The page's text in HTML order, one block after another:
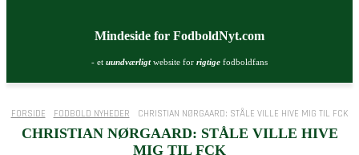
Mindeside for FodboldNyt.com
- et uundværligtwebsite for rigtige fodboldfans
FORSIDE FODBOLD NYHEDER CHRISTIAN NØRGAARD: STÅLE VILLE HIVE MIG TIL FCK
CHRISTIAN NØRGAARD: STÅLE VILLE HIVE
MIG TIL FCK